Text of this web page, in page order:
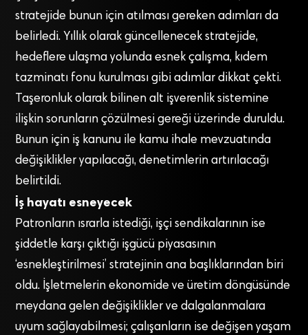
stratejide bunun için atılması gereken adımları da
belirledi. Yıllık olarak güncellenecek stratejide,
hedeflere ulaşma yolunda esnek çalışma, kıdem
tazminatı fonu kurulması gibi adımlar dikkat çekti.
Taşeronluk olarak bilinen alt işverenlik sistemine
ilişkin sorunların çözülmesi gereği üzerinde duruldu.
Bunun için iş kanunu ile kamu ihale mevzuatında
değişiklikler yapılacağı, denetimlerin artırılacağı
belirtildi.
İş hayatı esneyecek
Patronların ısrarla istediği, işçi sendikalarının ise
şiddetle karşı çıktığı işgücü piyasasının
‘esnekleştirilmesi’ stratejinin ana başlıklarından biri
oldu. İşletmelerin ekonomide ve üretim döngüsünde
meydana gelen değişiklikler ve dalgalanmalara
uyum sağlayabilmesi; çalışanların ise değişen yaşam